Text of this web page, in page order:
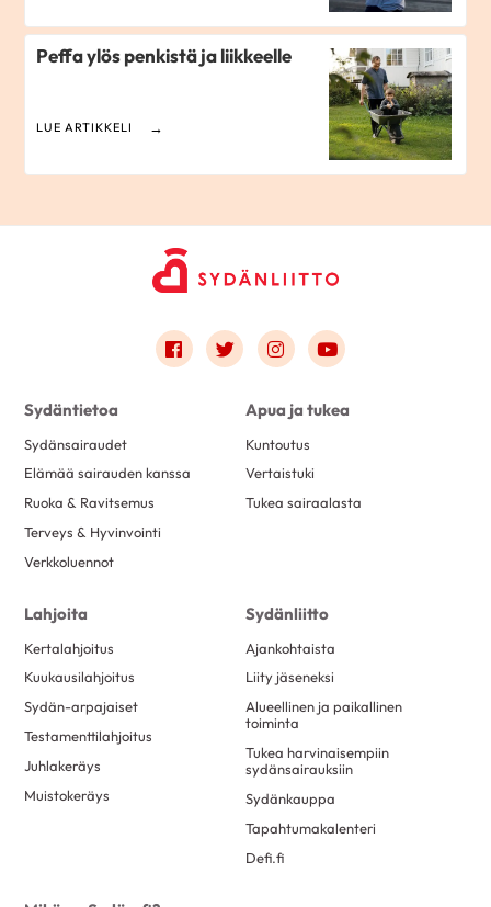
Peffa ylös penkistä ja liikkeelle
LUE ARTIKKELI
Link to facebook
Link to twitter
Link to instagram
Link to youtube
Sydäntietoa
Sydänsairaudet
Elämää sairauden kanssa
Ruoka & Ravitsemus
Terveys & Hyvinvointi
Verkkoluennot
Apua ja tukea
Kuntoutus
Vertaistuki
Tukea sairaalasta
Lahjoita
Kertalahjoitus
Kuukausilahjoitus
Sydän-arpajaiset
Testamenttilahjoitus
Juhlakeräys
Muistokeräys
Sydänliitto
Ajankohtaista
Liity jäseneksi
Alueellinen ja paikallinen
toiminta
Tukea harvinaisempiin
sydänsairauksiin
Sydänkauppa
Tapahtumakalenteri
Defi.fi